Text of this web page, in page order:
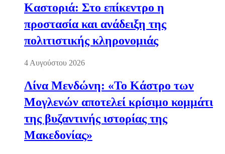
Καστοριά: Στο επίκεντρο η
προστασία και ανάδειξη της
πολιτιστικής κληρονομιάς
4 Αυγούστου 2026
Λίνα Μενδώνη: «Το Κάστρο των
Μογλενών αποτελεί κρίσιμο κομμάτι
της βυζαντινής ιστορίας της
Μακεδονίας»